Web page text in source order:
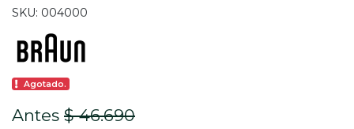
SKU: 004000
Agotado.
Antes $ 46.690